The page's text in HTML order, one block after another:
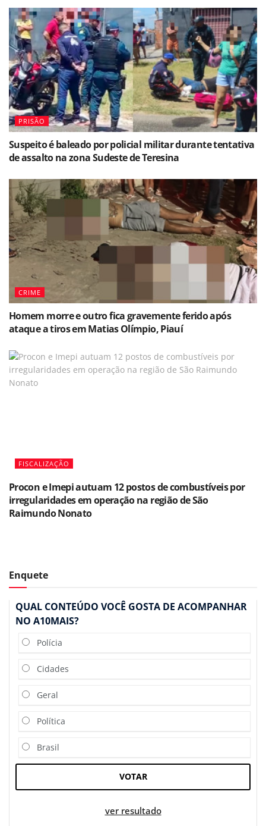
PRISÃO
Suspeito é baleado por policial militar durante tentativa
de assalto na zona Sudeste de Teresina
CRIME
Homem morre e outro fica gravemente ferido após
ataque a tiros em Matias Olímpio, Piauí
FISCALIZAÇÃO
Procon e Imepi autuam 12 postos de combustíveis por
irregularidades em operação na região de São
Raimundo Nonato
Enquete
QUAL CONTEÚDO VOCÊ GOSTA DE ACOMPANHAR
NO A10MAIS?
Polícia
Cidades
Geral
Política
Brasil
VOTAR
ver resultado